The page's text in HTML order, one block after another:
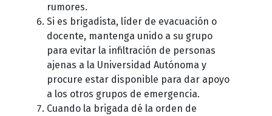
rumores.
Si es brigadista, líder de evacuación o
docente, mantenga unido a su grupo
para evitar la infiltración de personas
ajenas a la Universidad Autónoma y
procure estar disponible para dar apoyo
a los otros grupos de emergencia.
Cuando la brigada dé la orden de